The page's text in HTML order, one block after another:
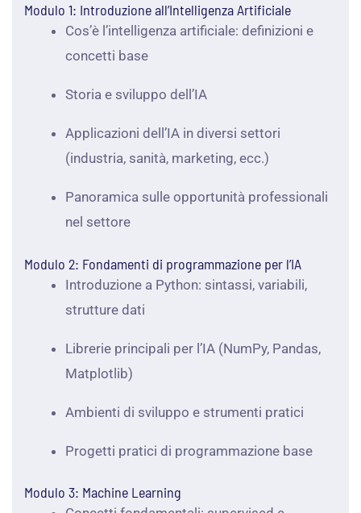
Modulo 1: Introduzione all’Intelligenza Artificiale
Cos’è l’intelligenza artificiale: definizioni e
concetti base
Storia e sviluppo dell’IA
Applicazioni dell’IA in diversi settori
(industria, sanità, marketing, ecc.)
Panoramica sulle opportunità professionali
nel settore
Modulo 2: Fondamenti di programmazione per l’IA
Introduzione a Python: sintassi, variabili,
strutture dati
Librerie principali per l’IA (NumPy, Pandas,
Matplotlib)
Ambienti di sviluppo e strumenti pratici
Progetti pratici di programmazione base
Modulo 3: Machine Learning